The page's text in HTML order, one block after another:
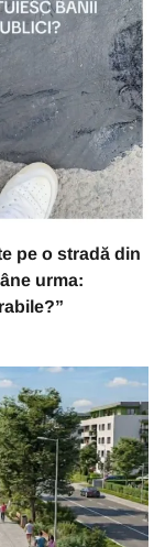
pe o stradă din
urma: